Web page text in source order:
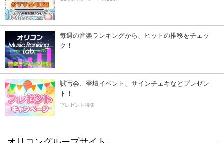
毎週の音楽ランキングから、ヒットの推移をチェッ
ク！
試写会、登壇イベント、サインチェキなどプレゼン
ト！
プレゼント特集